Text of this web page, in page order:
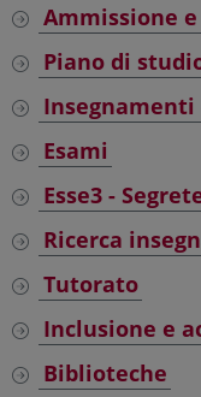
Ammissione
Piano di
Insegnamenti
Esami
Esse3 -
Ricerca
Tutorato
Inclusione e
Biblioteche